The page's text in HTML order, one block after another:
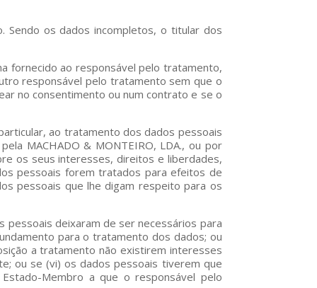
os dados incompletos, o titular dos
fornecido ao responsável pelo tratamento,
responsável pelo tratamento sem que o
no consentimento ou num contrato e se o
ao tratamento dos dados pessoais
MACHADO & MONTEIRO, LDA., ou por
os seus interesses, direitos e liberdades,
pessoais forem tratados para efeitos de
pessoais que lhe digam respeito para os
deixaram de ser necessários para
para o tratamento dos dados; ou
a tratamento não existirem interesses
ou se (vi) os dados pessoais tiverem que
Membro a que o responsável pelo